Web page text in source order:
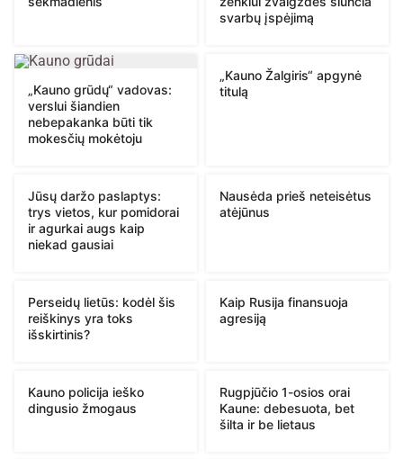
svarbų įspėjimą
„Kauno grūdų“ vadovas:
verslui šiandien
nebepakanka būti tik
mokesčių mokėtoju
„Kauno Žalgiris“ apgynė
titulą
Jūsų daržo paslaptys:
trys vietos, kur pomidorai
ir agurkai augs kaip
niekad gausiai
Nausėda prieš neteisėtus
atėjūnus
Perseidų lietūs: kodėl šis
reiškinys yra toks
išskirtinis?
Kaip Rusija finansuoja
agresiją
Kauno policija ieško
dingusio žmogaus
Rugpjūčio 1-osios orai
Kaune: debesuota, bet
šilta ir be lietaus